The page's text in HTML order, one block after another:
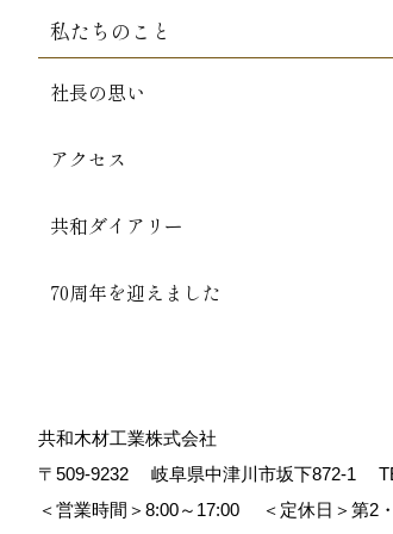
私たちのこと
社長の思い
アクセス
共和ダイアリー
70周年を迎えました
共和木材工業株式会社
〒509-9232
岐阜県中津川市坂下872‐1
＜営業時間＞8:00～17:00
＜定休日＞第2